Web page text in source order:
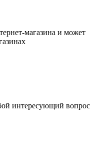
магазина и может
интересующий вопрос